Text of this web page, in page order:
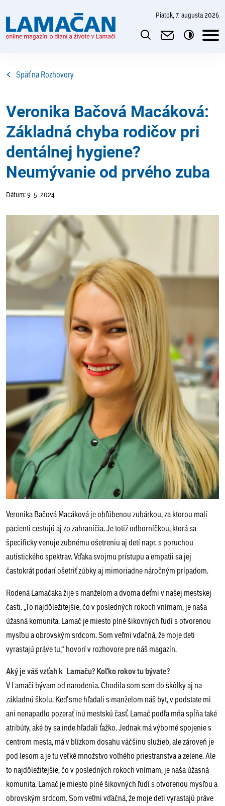
piatok, 7. augusta 2026
Späť na Rozhovory
Veronika Bačová Macáková:
Základná chyba rodičov pri
dentálnej hygiene?
Neumývanie od prvého zuba
Dátum: 9. 5. 2024
Veronika Bačová Macáková je obľúbenou zubárkou, za ktorou malí
pacienti cestujú aj zo zahraničia. Je totiž odborníčkou, ktorá sa
špecificky venuje zubnému ošetreniu aj detí napr. s poruchou
autistického spektrav. Vďaka svojmu prístupu a empatii sa jej
častokrát podarí ošetriť zúbky aj mimoriadne náročným prípadom.
Rodená Lamačaka žije s manželom a dvoma deťmi v našej mestskej
časti. „To najdôležitejšie, čo v posledných rokoch vnímam, je naša
úžasná komunita. Lamač je miesto plné šikovných ľudí s otvorenou
mysľou a obrovským srdcom. Som veľmi vďačná, že moje deti
vyrastajú práve tu,“ hovorí v rozhovore pre náš magazín.
Aký je váš vzťah k Lamaču? Koľko rokov tu bývate?
V Lamači bývam od narodenia. Chodila som sem do škôlky aj na
základnú školu. Keď sme hľadali s manželom náš byt, v podstate mi
ani nenapadlo pozerať inú mestskú časť. Lamač podľa mňa spĺňa také
atribúty, aké by sa inde hľadali ťažko. Jednak má výborné spojenie s
centrom mesta, má v blízkom dosahu väčšinu služieb, ale zároveň je
pod lesom a je tu veľké množstvo voľného priestranstva a zelene. Ale
to najdôležitejšie, čo v posledných rokoch vnímam, je naša úžasná
komunita. Lamač je miesto plné šikovných ľudí s otvorenou mysľou a
obrovským srdcom. Som veľmi vďačná, že moje deti vyrastajú práve